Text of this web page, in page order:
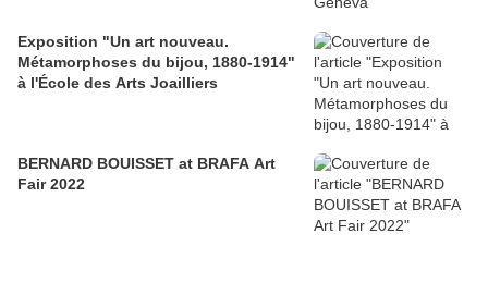
Exposition "Un art nouveau.
Métamorphoses du bijou, 1880-1914"
à l'École des Arts Joailliers
BERNARD BOUISSET at BRAFA Art
Fair 2022